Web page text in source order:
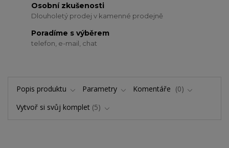
Osobní zkušenosti
Dlouholetý prodej v kamenné prodejně
Poradíme s výběrem
telefon, e-mail, chat
Popis produktu Parametry Komentáře
0
Vytvoř si svůj komplet 5